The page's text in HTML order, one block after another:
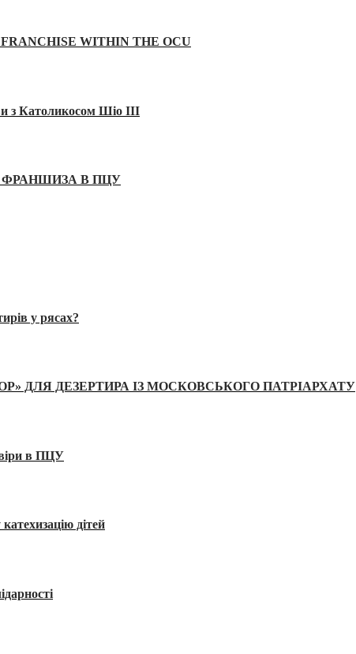
WITHIN THE OCU
з Католикосом Шіо III
ФРАНШИЗА В ПЦУ
у рясах?
ДЛЯ ДЕЗЕРТИРА ІЗ МОСКОВСЬКОГО ПАТРІАРХАТУ
в ПЦУ
дітей